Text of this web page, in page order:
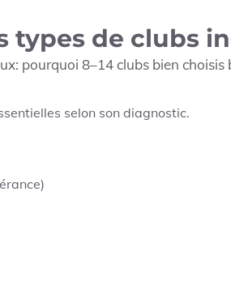
types de clubs
pourquoi 8–14 clubs bien
selon son diagnostic.